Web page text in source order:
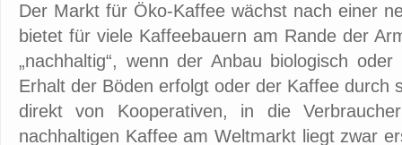
Der Markt für Öko-Kaffee wächst nach einer
bietet für viele Kaffeebauern am Rande der
„nachhaltig“, wenn der Anbau biologisch
Erhalt der Böden erfolgt oder der Kaffee durch
direkt von Kooperativen, in die
nachhaltigen Kaffee am Weltmarkt liegt zwar